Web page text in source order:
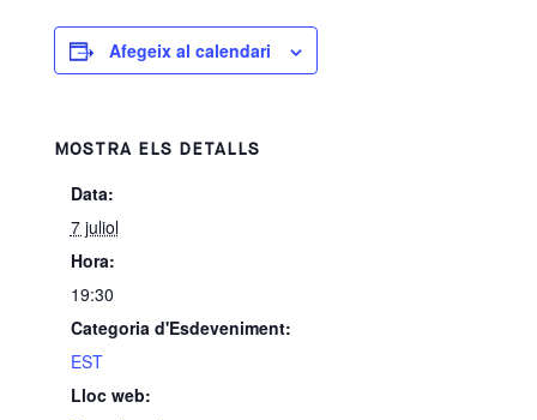
Afegeix al calendari
MOSTRA ELS DETALLS
Data:
7 juliol
Hora:
19:30
Categoria d'Esdeveniment:
EST
Lloc web: